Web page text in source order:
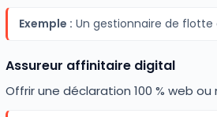
Exemple : Un gestionnaire de flotte
Assureur affinitaire digital
Offrir une déclaration 100 % web